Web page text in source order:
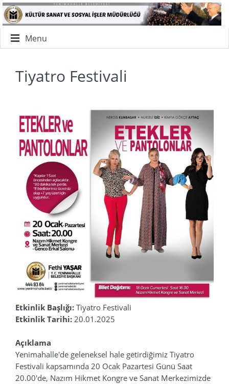
Menu
Tiyatro Festivali
Etkinlik Başlığı: Tiyatro Festivali
Etkinlik Tarihi: 20.01.2025
Açıklama
Yenimahalle'de geleneksel hale getirdiğimiz Tiyatro
Festivali kapsamında 20 Ocak Pazartesi Günü Saat
20.00'de, Nazım Hikmet Kongre ve Sanat Merkezimizde